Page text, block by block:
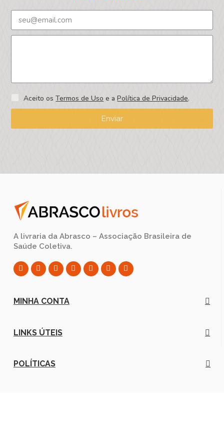
Aceito osTermos de Uso e aPolítica de Privacidade.
Enviar
A livraria da Abrasco – Associação Brasileira de
Saúde Coletiva.
MINHA CONTA
LINKS ÚTEIS
POLÍTICAS